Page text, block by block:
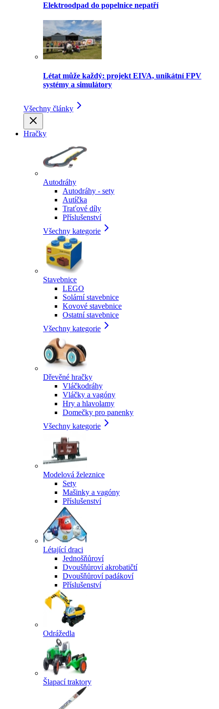
Elektroodpad do popelnice nepatří
Létat může každý: projekt EIVA, unikátní FPV
systémy a simulátory
Všechny články
Hračky
Autodráhy
Autodráhy - sety
Autíčka
Traťové díly
Příslušenství
Všechny kategorie
Stavebnice
LEGO
Solární stavebnice
Kovové stavebnice
Ostatní stavebnice
Všechny kategorie
Dřevěné hračky
Vláčkodráhy
Vláčky a vagóny
Hry a hlavolamy
Domečky pro panenky
Všechny kategorie
Modelová železnice
Sety
Mašinky a vagóny
Příslušenství
Létající draci
Jednošňůroví
Dvoušňůroví akrobatičtí
Dvoušňůroví padákoví
Příslušenství
Odrážedla
Šlapací traktory